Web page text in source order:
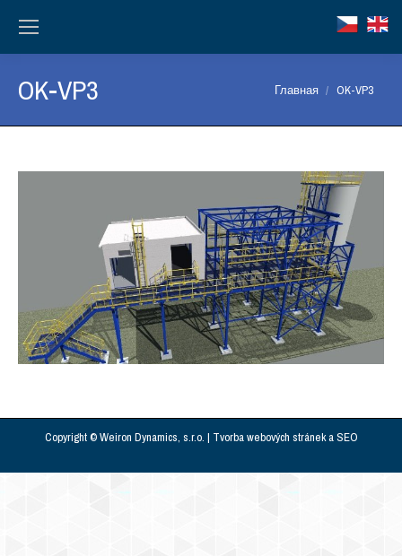
OK-VP3 Вы здесь:
Главная OK-VP3
Copyright © Weiron Dynamics, s.r.o. | Tvorba webových stránekaSEO